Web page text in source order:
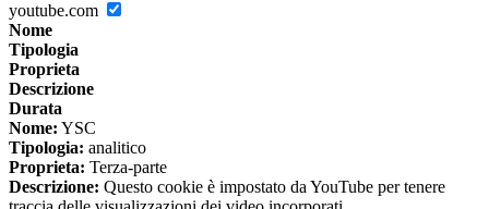
youtube.com
Nome
Tipologia
Proprieta
Descrizione
Durata
Nome: YSC
Tipologia: analitico
Proprieta: Terza-parte
Descrizione: Questo cookie è impostato da YouTube per tenere